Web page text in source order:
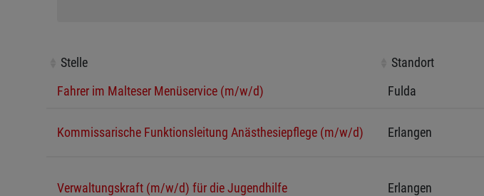
Stelle Standort
Stelle Standort
Fahrer im Malteser Menüservice (m/w/d)
Fulda
Kommissarische Funktionsleitung Anästhesiepflege (m/w/d) Erlangen
Verwaltungskraft (m/w/d) für die Jugendhilfe Erlangen